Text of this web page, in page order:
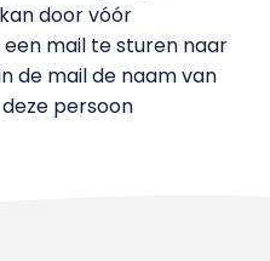
door vóór
mail te sturen naar
de mail de naam van
persoon